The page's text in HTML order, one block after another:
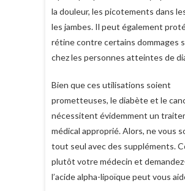
la douleur, les picotements dans
les jambes. Il peut également
rétine contre certains dommages
chez les personnes atteintes de
Bien que ces utilisations soient
prometteuses, le diabète et le
nécessitent évidemment un
médical approprié. Alors, ne vous
tout seul avec des suppléments.
plutôt votre médecin et
l’acide alpha-lipoïque peut vous